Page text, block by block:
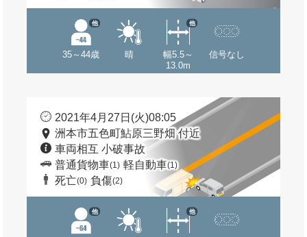
35～44歳
他
晴
幅5.5～
13.0m
他
信号なし
2021年4月27日(火)08:05
洲本市五色町鮎原三野畑 付近
車両相互 小破事故
普通貨物車(1) 軽自動車(1)
死亡(0) 負傷(2)
他 他